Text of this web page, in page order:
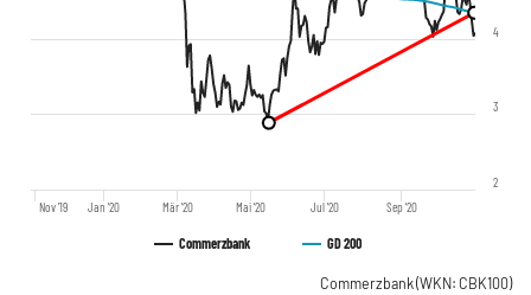
Commerzbank GD 200
Nov '19 Jan '20 Mär '20 Mai '20 Jul '20 Sep '20
2
3
4
Commerzbank(WKN: CBK100)